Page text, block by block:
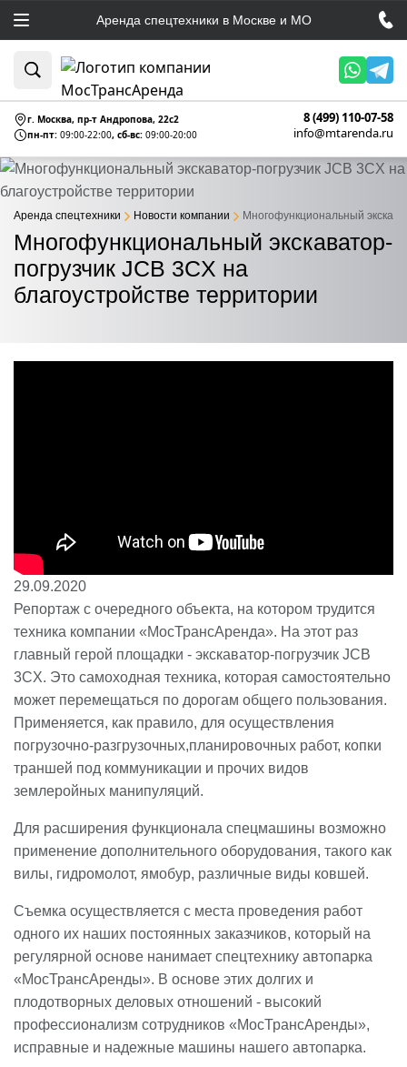
Аренда спецтехники в Москве и МО
г. Москва, пр-т Андропова, 22c2
пн-пт: 09:00-22:00, сб-вс: 09:00-20:00
8 (499) 110-07-58
info@mtarenda.ru
Многофункциональный экскаватор-
погрузчик JCB 3CX на
благоустройстве территории
Аренда спецтехники Новости компании Многофункциональный
29.09.2020
Репортаж с очередного объекта, на котором трудится
техника компании «МосТрансАренда». На этот раз
главный герой площадки - экскаватор-погрузчик JCB
3CX. Это самоходная техника, которая самостоятельно
может перемещаться по дорогам общего пользования.
Применяется, как правило, для осуществления
погрузочно-разгрузочных,планировочных работ, копки
траншей под коммуникации и прочих видов
землеройных манипуляций.
Для расширения функционала спецмашины возможно
применение дополнительного оборудования, такого как
вилы, гидромолот, ямобур, различные виды ковшей.
Съемка осуществляется с места проведения работ
одного их наших постоянных заказчиков, который на
регулярной основе нанимает спецтехнику автопарка
«МосТрансАренды». В основе этих долгих и
плодотворных деловых отношений - высокий
профессионализм сотрудников «МосТрансАренды»,
исправные и надежные машины нашего автопарка.